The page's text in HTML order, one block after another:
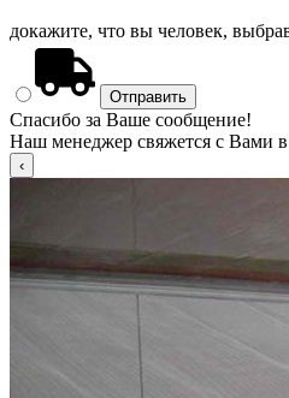
докажите, что вы человек,
Спасибо за Ваше сообщение!
Наш менеджер свяжется с Вами